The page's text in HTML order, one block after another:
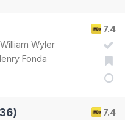
7.4
William Wyler
Fonda
7.4